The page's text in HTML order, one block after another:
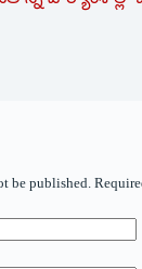
be published.